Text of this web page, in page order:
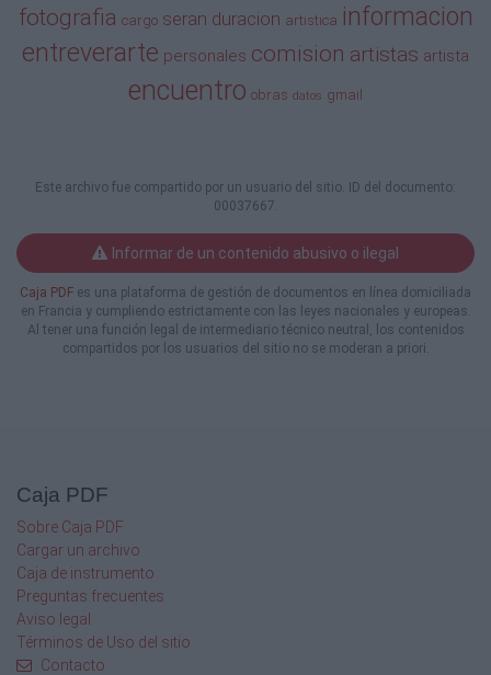
fotografia cargo seran duracion artistica informacion
entreverarte personales comision artistas artista
encuentro obras datos gmail
Este archivo fue compartido por un usuario del sitio. ID del documento:
00037667.
Informar de un contenido abusivo o ilegal
Caja PDF es una plataforma de gestión de documentos en línea domiciliada
en Francia y cumpliendo estrictamente con las leyes nacionales y europeas.
Al tener una función legal de intermediario técnico neutral, los contenidos
compartidos por los usuarios del sitio no se moderan a priori.
Caja PDF
Sobre Caja PDF
Cargar un archivo
Caja de instrumento
Preguntas frecuentes
Aviso legal
Términos de Uso del sitio
Contacto